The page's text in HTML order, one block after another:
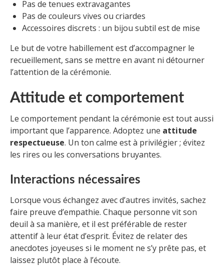
Pas de tenues extravagantes
Pas de couleurs vives ou criardes
Accessoires discrets : un bijou subtil est de mise
Le but de votre habillement est d’accompagner le
recueillement, sans se mettre en avant ni détourner
l’attention de la cérémonie.
Attitude et comportement
Le comportement pendant la cérémonie est tout aussi
important que l’apparence. Adoptez une attitude
respectueuse. Un ton calme est à privilégier ; évitez
les rires ou les conversations bruyantes.
Interactions nécessaires
Lorsque vous échangez avec d’autres invités, sachez
faire preuve d’empathie. Chaque personne vit son
deuil à sa manière, et il est préférable de rester
attentif à leur état d’esprit. Évitez de relater des
anecdotes joyeuses si le moment ne s’y prête pas, et
laissez plutôt place à l’écoute.